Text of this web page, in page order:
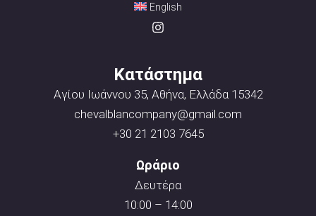
English
Κατάστημα
Αγίου Ιωάννου 35, Αθήνα, Ελλάδα 15342
chevalblancompany@gmail.com
+30 21 2103 7645
Ωράριο
Δευτέρα
10:00 – 14:00